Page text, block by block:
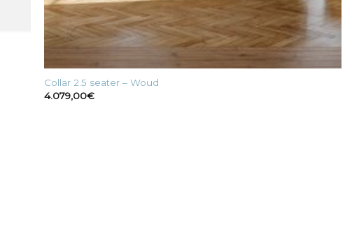
Collar 2.5 seater – Woud
4.079,00€